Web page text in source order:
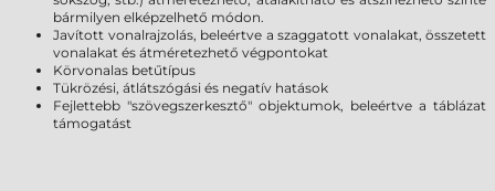
bármilyen elképzelhető módon.
Javított vonalrajzolás, beleértve a szaggatott vonalakat, összetett
vonalakat és átméretezhető végpontokat
Körvonalas betűtípus
Tükrözési, átlátszógási és negatív hatások
Fejlettebb "szövegszerkesztő" objektumok, beleértve a táblázat
támogatást